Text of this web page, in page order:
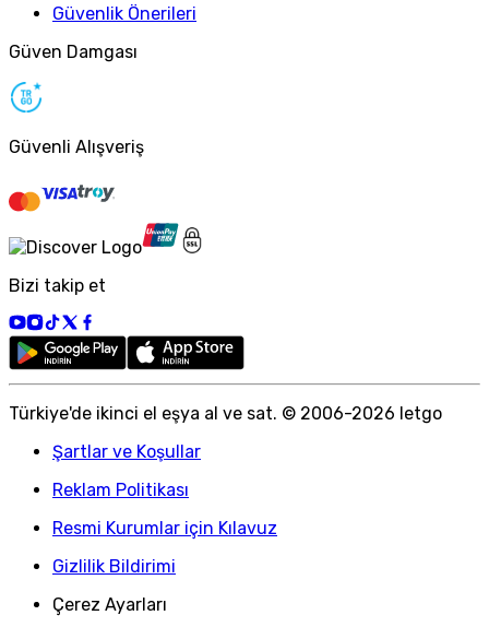
Güvenlik Önerileri
Güven Damgası
Güvenli Alışveriş
Bizi takip et
Türkiye'de ikinci el eşya al ve sat. © 2006-2026 letgo
Şartlar ve Koşullar
Reklam Politikası
Resmi Kurumlar için Kılavuz
Gizlilik Bildirimi
Çerez Ayarları